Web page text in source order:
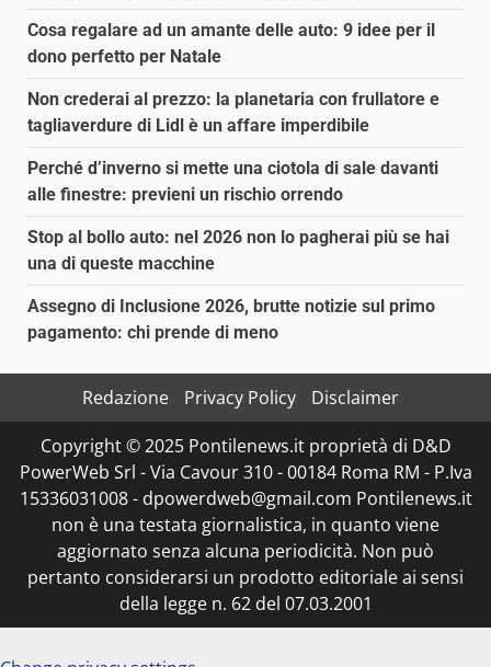
Cosa regalare ad un amante delle auto: 9 idee per il
dono perfetto per Natale
Non crederai al prezzo: la planetaria con frullatore e
tagliaverdure di Lidl è un affare imperdibile
Perché d’inverno si mette una ciotola di sale davanti
alle finestre: previeni un rischio orrendo
Stop al bollo auto: nel 2026 non lo pagherai più se hai
una di queste macchine
Assegno di Inclusione 2026, brutte notizie sul primo
pagamento: chi prende di meno
Redazione Privacy Policy
Disclaimer
Copyright © 2025 Pontilenews.it proprietà di D&D
PowerWeb Srl - Via Cavour 310 - 00184 Roma RM - P.Iva
15336031008 - dpowerdweb@gmail.com Pontilenews.it
non è una testata giornalistica, in quanto viene
aggiornato senza alcuna periodicità. Non può
pertanto considerarsi un prodotto editoriale ai sensi
della legge n. 62 del 07.03.2001